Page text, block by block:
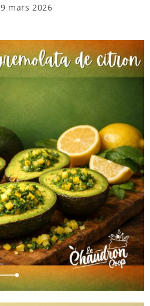
9 mars 2026